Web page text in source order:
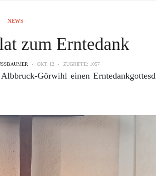
NEWS
zum Erntedank
OKT. 12 ZUGRIFFE: 1057
Görwihl einen